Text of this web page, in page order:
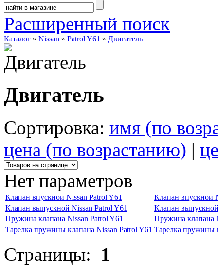
Расширенный поиск
Каталог » Nissan » Patrol Y61 » Двигатель
Двигатель
Сортировка: имя (по
цена (по возрастанию) |
Нет параметров
Клапан впускной Nissan Patrol Y61
Клапан впускной
Клапан выпускной Nissan Patrol Y61
Клапан
Пружина клапана Nissan Patrol Y61
Пружина клапана
Тарелка пружины клапана Nissan Patrol Y61 Тарелка пружины
Страницы: 1